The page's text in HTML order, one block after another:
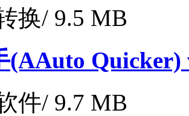
换/ 9.5 MB
(AAuto Quicker)
件/ 9.7 MB